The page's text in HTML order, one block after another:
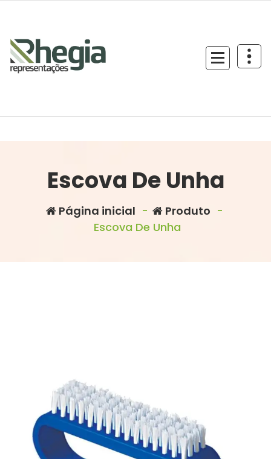
Escova De Unha
Página inicial - Produto -
Escova De Unha